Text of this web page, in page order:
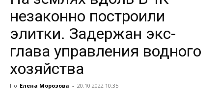
незаконно построили
элитки. Задержан экс-
глава управления водного
хозяйства
По Елена Морозова - 20.10.2022 10:35